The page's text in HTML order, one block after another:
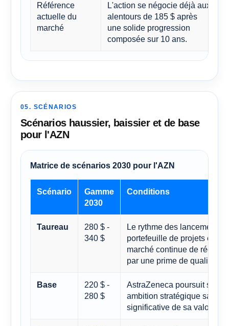
Référence
actuelle du
marché
L'action se négocie déjà aux
alentours de 185 $ après
une solide progression
composée sur 10 ans.
05. SCÉNARIOS
Scénarios haussier, baissier et de base
pour l'AZN
Matrice de scénarios 2030 pour l'AZN
Scénario
Gamme
2030
Conditions
Taureau
280 $ -
340 $
Le rythme des lancements
portefeuille de projets est
marché continue de
par une prime de qualité.
Base
220 $ -
280 $
AstraZeneca poursuit sa
ambition stratégique sans
significative de sa